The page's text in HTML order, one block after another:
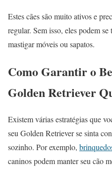
Estes cães são muito ativos e
regular. Sem isso, eles podem
mastigar móveis ou sapatos.
Como Garantir o
Golden Retriever
Existem várias estratégias que
seu Golden Retriever se sinta
sozinho. Por exemplo,
caninos podem manter seu cão